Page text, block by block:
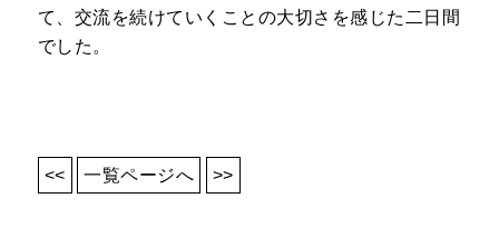
て、交流を続けていくことの大切さを感じた二日間
でした。
<< 一覧ページへ >>